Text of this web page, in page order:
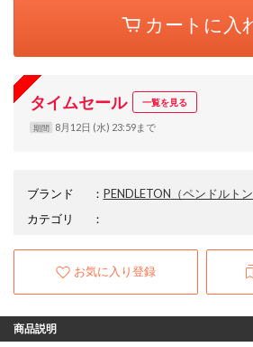
カートに入
タイムセール 一覧を見る
期間 8月12日 (水) 23:59まで
ブランド ： PENDLETON （ペンドルトン
カテゴリ
：
お気に入り登録
商品説明